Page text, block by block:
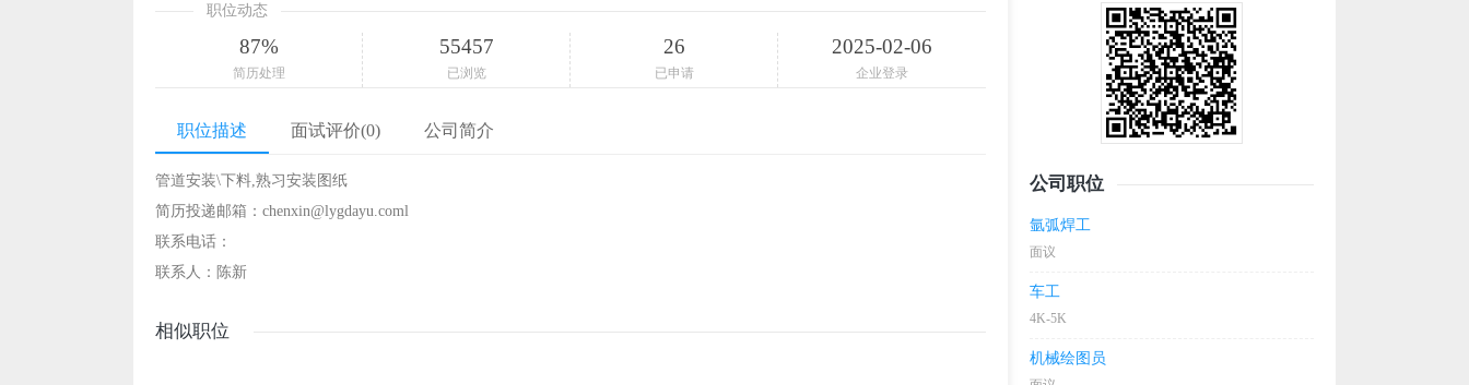
职位动态
87%
简历处理
55457
已浏览
26
已申请
2025-02-06
企业登录
职位描述 面试评价(0) 公司简介
管道安装\下料,熟习安装图纸
简历投递邮箱：chenxin@lygdayu.coml
联系电话：
联系人：陈新
相似职位
公司职位
氩弧焊工
面议
车工
4K-5K
机械绘图员